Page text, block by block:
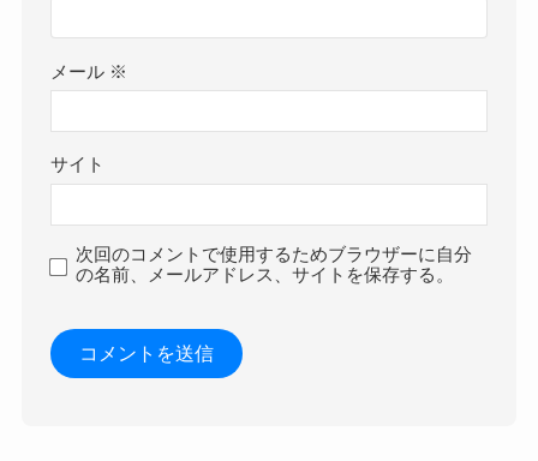
メール ※
サイト
次回のコメントで使用するためブラウザーに自分
の名前、メールアドレス、サイトを保存する。